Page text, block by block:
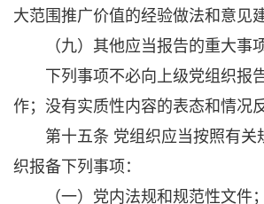
大范围推广价值的经验做法和意见
（九）其他应当报告的重大事项
下列事项不必向上级党组织报
作；没有实质性内容的表态和情况
第十五条 党组织应当按照有关
织报备下列事项：
（一）党内法规和规范性文件；